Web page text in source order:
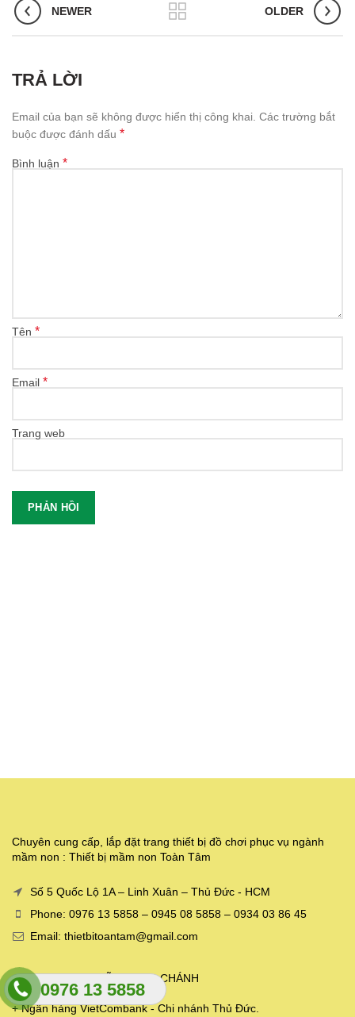
0976 13 5858
NEWER OLDER
TRẢ LỜI
Email của bạn sẽ không được hiển thị công khai. Các trường bắt
buộc được đánh dấu *
Bình luận *
Tên *
Email *
Trang web
Chuyên cung cấp, lắp đặt trang thiết bị đồ chơi phục vụ ngành
mầm non : Thiết bị mầm non Toàn Tâm
Số 5 Quốc Lộ 1A – Linh Xuân – Thủ Đức - HCM
Phone: 0976 13 5858 – 0945 08 5858 – 0934 03 86 45
Email: thietbitoantam@gmail.com
+ Chủ tài khoản: VÕ QUANG CHÁNH
+ STK: 0381000334550
+ Ngân hàng VietCombank - Chi nhánh Thủ Đức.